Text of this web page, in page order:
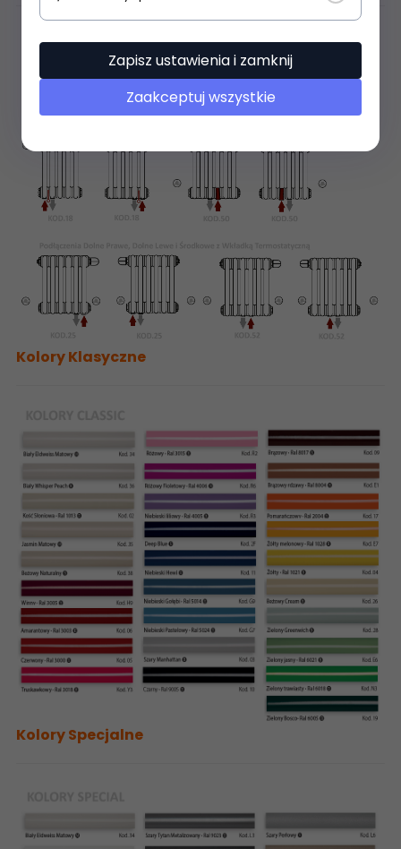
Kolory Klasyczne
Kolory Specjalne
Zapisz ustawienia i zamknij
Zaakceptuj wszystkie